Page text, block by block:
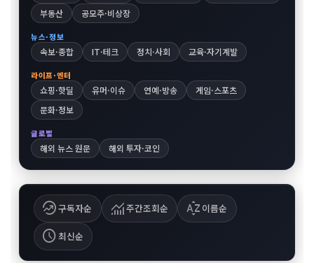
부동산
공모주·비상장
뉴스·정보
속보·종합 IT·테크 정치·사회 교육·자기계발
라이프·엔터
쇼핑·핫딜 유머·이슈 연예·방송
게임·스포츠
문화·정보
글로벌
해외 뉴스 원문 해외 투자·코인
whatshot구독자순 monitoring주간조회순 sort_by_alpha 이름순
schedule최신순